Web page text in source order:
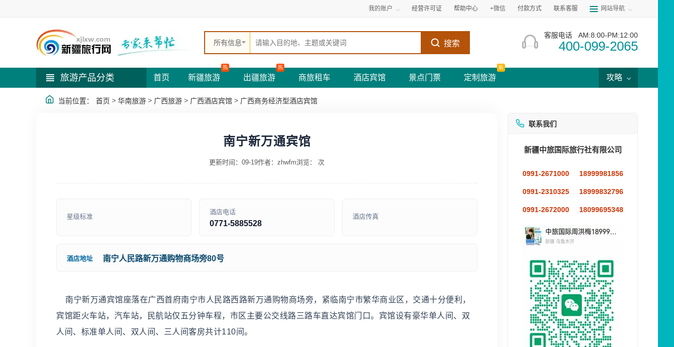
我的账户 经营许可证 帮助中心 +微信 付款方式 联系客服 网站导航
所有信息 搜索
客服电话 AM:8:00-PM:12:00
400-099-2065
旅游产品分类 首页 新疆旅游
热
出疆旅游
热
商旅租车 酒店宾馆 景点门票 定制旅游
新
攻略
当前位置： 首页 > 华南旅游 > 广西旅游 > 广西酒店宾馆 > 广西商务经济型酒店宾馆
南宁新万通宾馆
更新时间：09-19作者：zhwfm浏览： 次
星级标准
酒店电话
0771-5885528
酒店传真
酒店地址 南宁人民路新万通购物商场旁80号
南宁新万通宾馆座落在广西首府南宁市人民路西路新万通购物商场旁，紧临南宁市繁华商业区，交通十分便利，
宾馆距火车站，汽车站，民航站仅五分钟车程，市区主要公交线路三路车直达宾馆门口。宾馆设有豪华单人间、双
人间、标准单人间、双人间、三人间客房共计110间。
联系我们
新疆中旅国际旅行社有限公司
0991-2671000 18999981856
0991-2310325 18999832796
0991-2672000 18099695348